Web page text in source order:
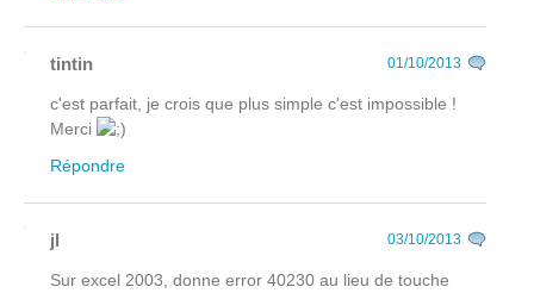
tintin 01/10/2013
c'est parfait, je crois que plus simple c'est impossible !
Merci
Répondre
jl 03/10/2013
Sur excel 2003, donne error 40230 au lieu de touche